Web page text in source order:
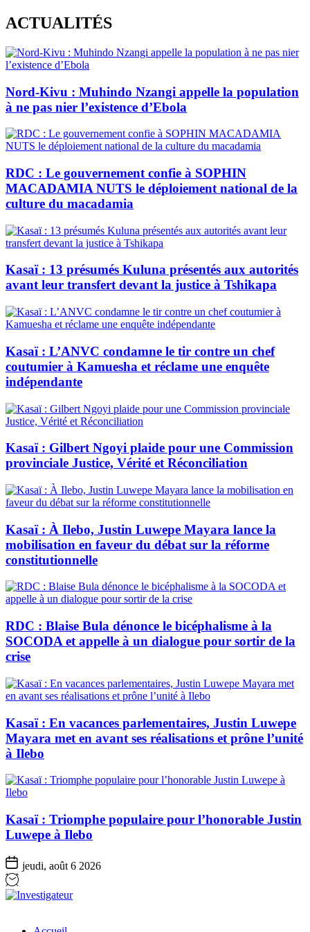
Skip
to
content
ACTUALITÉS
Nord-Kivu : Muhindo Nzangi appelle la population
à ne pas nier l’existence d’Ebola
RDC : Le gouvernement confie à SOPHIN
MACADAMIA NUTS le déploiement national de la
culture du macadamia
Kasaï : 13 présumés Kuluna présentés aux autorités
avant leur transfert devant la justice à Tshikapa
Kasaï : L’ANVC condamne le tir contre un chef
coutumier à Kamuesha et réclame une enquête
indépendante
Kasaï : Gilbert Ngoyi plaide pour une Commission
provinciale Justice, Vérité et Réconciliation
Kasaï : À Ilebo, Justin Luwepe Mayara lance la
mobilisation en faveur du débat sur la réforme
constitutionnelle
RDC : Blaise Bula dénonce le bicéphalisme à la
SOCODA et appelle à un dialogue pour sortir de la
crise
Kasaï : En vacances parlementaires, Justin Luwepe
Mayara met en avant ses réalisations et prône l’unité
à Ilebo
Kasaï : Triomphe populaire pour l’honorable Justin
Luwepe à Ilebo
jeudi, août 6 2026